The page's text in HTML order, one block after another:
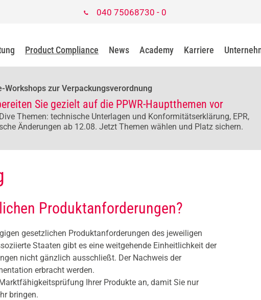
040 75068730 - 0
Product Compliance News Academy Karriere
Workshops zur Verpackungsverordnung
Sie gezielt auf die PPWR-Hauptthemen vor
Themen: technische Unterlagen und Konformitätserklärung, EPR,
Änderungen ab 12.08. Jetzt Themen wählen und Platz sichern.
Produktanforderungen?
gesetzlichen Produktanforderungen des jeweiligen
Staaten gibt es eine weitgehende Einheitlichkeit der
nicht gänzlich ausschließt. Der Nachweis der
erbracht werden.
Ihrer Produkte an, damit Sie nur
bringen.